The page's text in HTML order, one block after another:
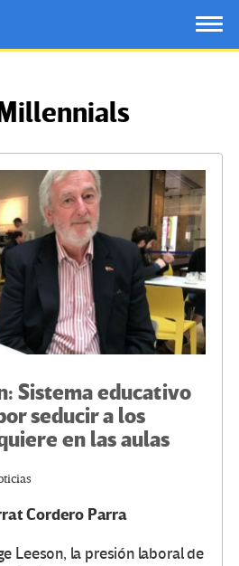
Sistema educativo
seducir a los
en las aulas
Cordero Parra
Leeson, la presión laboral de